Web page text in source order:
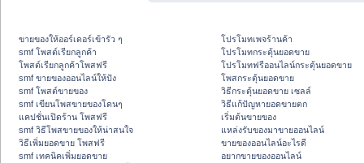
ขายของให้ออร์เดอร์เข้ารัว ๆ
smf โพสต์เรียกลูกค้า
โพสต์เรียกลูกค้าโพสฟรี
smf ขายของออนไลน์ให้ปัง
smf โพสต์ขายของ
smf เขียนโพสขายของโดนๆ
แคปชั่นเปิดร้าน โพสฟรี
smf วิธีโพสขายของให้น่าสนใจ
วิธีเพิ่มยอดขาย โพสฟรี
smf เทคนิคเพิ่มยอดขาย
โปรโมทเพจร้านค้า
โปรโมทกระตุ้นยอดขาย
โปรโมทฟรีออนไลน์กระตุ้นยอดขาย
โพสกระตุ้นยอดขาย
วิธีกระตุ้นยอดขาย เซลล์
วิธีแก้ปัญหายอดขายตก
เริ่มต้นขายของ
แหล่งรับของมาขายออนไลน์
ขายของออนไลน์อะไรดี
อยากขายของออนไลน์